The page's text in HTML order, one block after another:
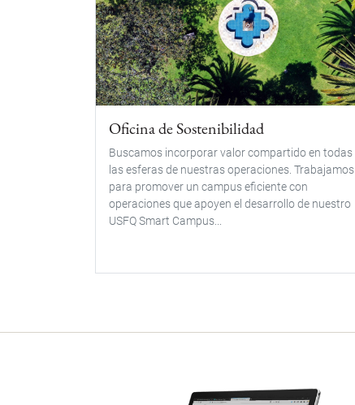
Oficina de Sostenibilidad
Buscamos incorporar valor compartido en todas
las esferas de nuestras operaciones. Trabajamos
para promover un campus eficiente con
operaciones que apoyen el desarrollo de nuestro
USFQ Smart Campus...